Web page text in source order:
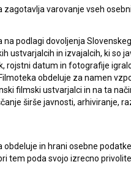
O PROJEKTU
STATISTIKA
KONTAKT
VPRAŠANJA
zagotavlja varovanje vseh
na podlagi dovoljenja
ustvarjalcih in izvajalcih, ki so
rojstni datum in fotografije
obdeluje za namen
filmski ustvarjalci in na ta
širše javnosti, arhiviranje,
obdeluje in hrani osebne
tem poda svojo izrecno